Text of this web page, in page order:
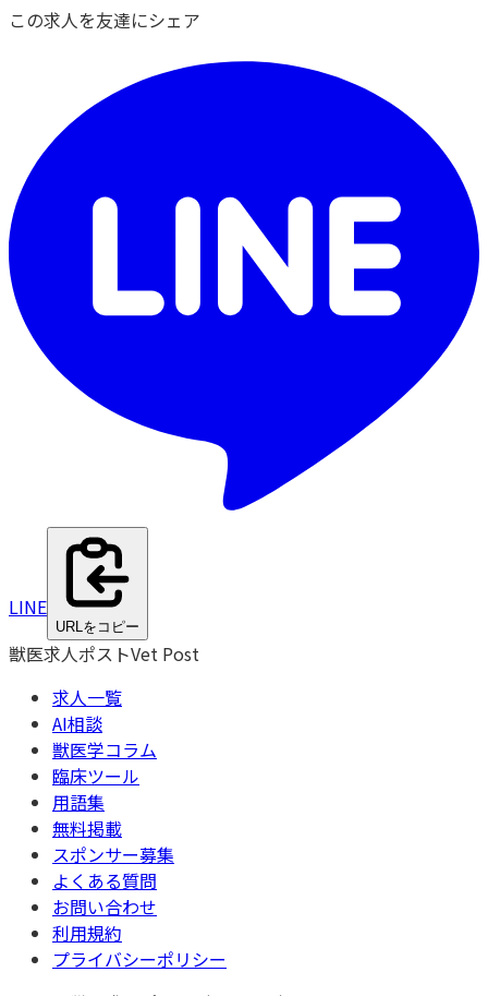
この求人を友達にシェア
LINE
URLをコピー
獣医求人ポストVet Post
求人一覧
AI相談
獣医学コラム
臨床ツール
用語集
無料掲載
スポンサー募集
よくある質問
お問い合わせ
利用規約
プライバシーポリシー